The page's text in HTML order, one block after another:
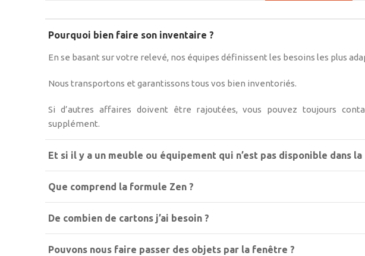
Pourquoi bien faire son inventaire ?
En se basant sur votre relevé, nos équipes définissent les besoins les plus
Nous transportons et garantissons tous vos bien inventoriés.
Si d’autres affaires doivent être rajoutées, vous pouvez toujours
supplément.
Et si il y a un meuble ou équipement qui n’est pas disponible dans
Que comprend la formule Zen ?
De combien de cartons j’ai besoin ?
Pouvons nous faire passer des objets par la fenêtre ?